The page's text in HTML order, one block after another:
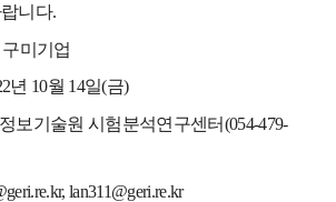
니다.
미기업
년 10월 14일(금)
보기술원 시험분석연구센터(054-479-
lan311@geri.re.kr